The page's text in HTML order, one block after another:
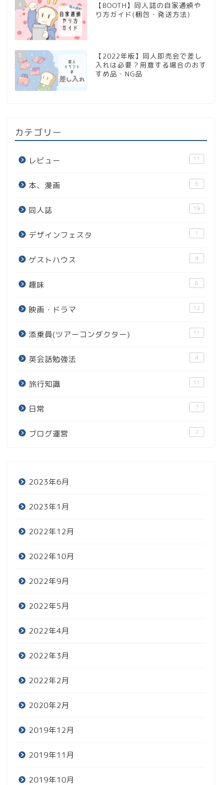
4
【BOOTH】同人誌の自家通頒や
り方ガイド(梱包・発送方法)
5
【2022年版】同人即売会で差し
入れは必要？用意する場合のおす
すめ品・NG品
カテゴリー
レビュー 11
本、漫画 6
同人誌 19
デザインフェスタ 1
ゲストハウス 4
趣味 6
映画・ドラマ 12
添乗員(ツアーコンダクター) 11
英会話勉強法 4
旅行知識 11
日常 7
ブログ運営 2
2023年6月
2023年1月
2022年12月
2022年10月
2022年9月
2022年5月
2022年4月
2022年3月
2022年2月
2020年2月
2019年12月
2019年11月
2019年10月